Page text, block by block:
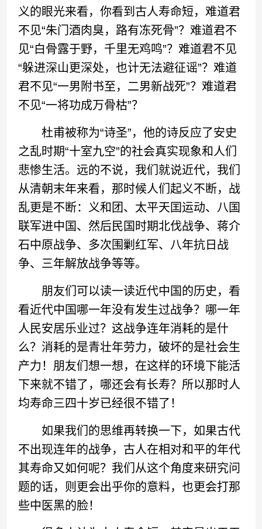
义的眼光来看，你看到古人寿命短，难道君
不见“朱门酒肉臭，路有冻死骨”？难道君不
见“白骨露于野，千里无鸡鸣”？难道君不见
“躲进深山更深处，也计无法避征谣”？难道
君不见“一男附书至，二男新战死”？难道君
不见“一将功成万骨枯”？
杜甫被称为“诗圣”，他的诗反应了安史
之乱时期“十室九空”的社会真实现象和人们
悲惨生活。远的不说，我们就说近代，我们
从清朝末年来看，那时候人们起义不断，战
乱更是不断：义和团、太平天囯运动、八国
联军进中国、然后民国时期北伐战争、蒋介
石中原战争、多次围剿红军、八年抗日战
争、三年解放战争等等。
朋友们可以读一读近代中国的历史，看
看近代中国哪一年没有发生过战争？哪一年
人民安居乐业过？这战争连年消耗的是什
么？消耗的是青壮年劳力，破坏的是社会生
产力！朋友们想一想，在这样的环境下能活
下来就不错了，哪还会有长寿？所以那时人
均寿命三四十岁已经很不错了！
如果我们的思维再转换一下，如果古代
不出现连年的战争，古人在相对和平的年代
其寿命又如何呢？我们从这个角度来研究问
题的话，则更会出乎你的意料，也更会打那
些中医黑的脸！